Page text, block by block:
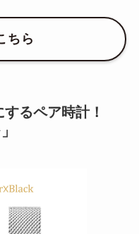
ちら
るペア時計！